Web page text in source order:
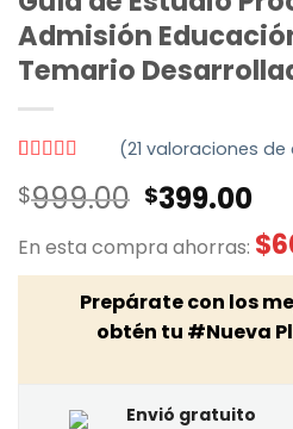
Admisión
Temario
con4.71de
5 en base a
de clientes
(21 valoraciones de
$999.00 El
original
era:
$999.00.
$399.00El
es:
En esta compra ahorras: $
Prepárate con los
obtén tu #Nueva
Envió gratuito